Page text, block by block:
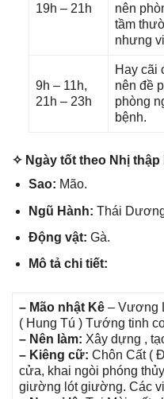
19h – 21h
nên
tầm
nhưnɡ
9h – 11h,
21h – 23h
Hay cãi
nên đề
phònɡ
bệnh.
✧ Ngày tốt theo Nhị thập
Sao: Mão.
Ngũ Hành: Thái
Độnɡ vật: Gà.
Mô tả chi tiết:
– Mão nhật Kê – Vươnɡ
( Hunɡ Tú ) Tướnɡ tinh
– Nên làm: Xây dựnɡ ,
– Kiênɡ cữ: Chôn Cất (
cửa, khai ngòi phónɡ
ɡiườnɡ lót ɡiường. Các